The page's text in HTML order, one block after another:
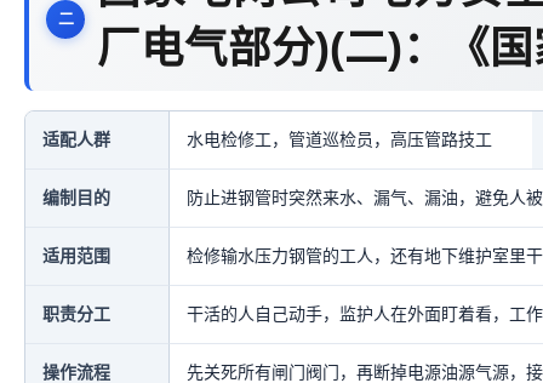
厂电气部分)(二)：《
适配人群 水电检修工，管道巡检员，高压管路技工
编制目的 防止进钢管时突然来水、漏气、漏油，避免人
适用范围 检修输水压力钢管的工人，还有地下维护室里
职责分工 干活的人自己动手，监护人在外面盯着看，工
操作流程 先关死所有闸门阀门，再断掉电源油源气源，